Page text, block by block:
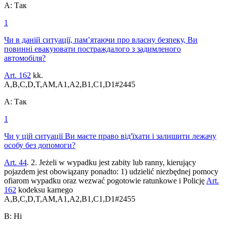
A: Так
1
Чи в даній ситуації, пам’ятаючи про власну безпеку, Ви
повинні евакуювати постраждалого з задимленого
автомобіля?
Art. 162 kk.
A,B,C,D,T,AM,A1,A2,B1,C1,D1#2445
A: Так
1
Чи у цій ситуації Ви маєте право від'їхати і залишити лежачу
особу без допомоги?
Art. 44. 2. Jeżeli w wypadku jest zabity lub ranny, kierujący
pojazdem jest obowiązany ponadto: 1) udzielić niezbędnej pomocy
ofiarom wypadku oraz wezwać pogotowie ratunkowe i Policję Art.
162 kodeksu karnego
A,B,C,D,T,AM,A1,A2,B1,C1,D1#2455
B: Ні